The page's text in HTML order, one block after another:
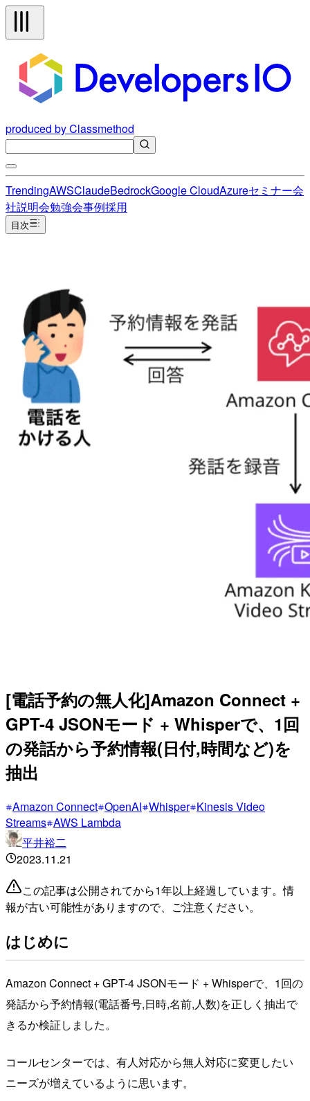
produced by Classmethod
TrendingAWSClaudeBedrockGoogle CloudAzureセミナー会
社説明会勉強会事例採用
目次
[電話予約の無人化]Amazon Connect +
GPT-4 JSONモード + Whisperで、1回
の発話から予約情報(日付,時間など)を
抽出
Amazon Connect OpenAI Whisper Kinesis Video
Streams AWS Lambda
平井裕二
2023.11.21
この記事は公開されてから1年以上経過しています。情
報が古い可能性がありますので、ご注意ください。
はじめに
Amazon Connect + GPT-4 JSONモード + Whisperで、1回の
発話から予約情報(電話番号,日時,名前,人数)を正しく抽出で
きるか検証しました。
コールセンターでは、有人対応から無人対応に変更したい
ニーズが増えているように思います。